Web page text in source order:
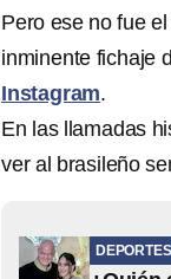
Pero ese no fue
inminente fichaje
Instagram.
En las llamadas
ver al brasileño
DEPORTES